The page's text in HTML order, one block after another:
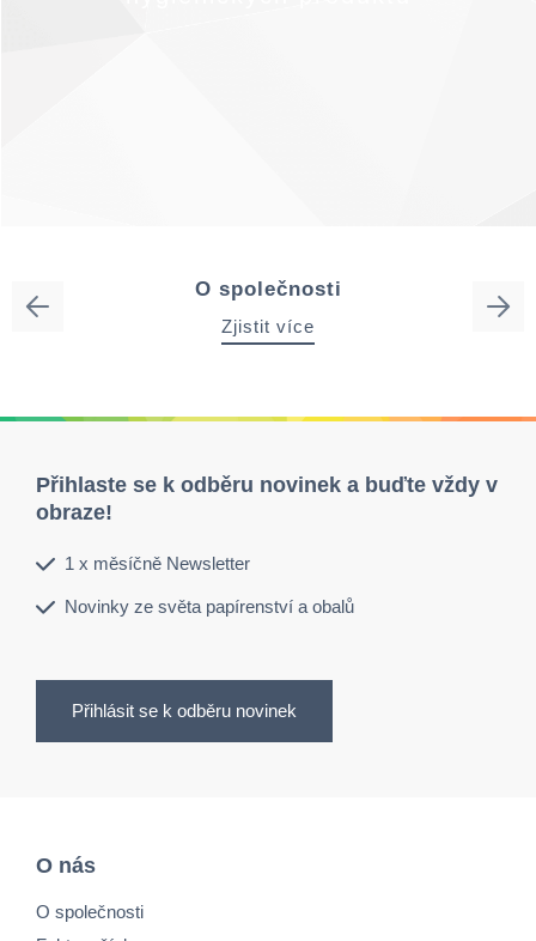
O společnosti
Zjistit více
Přihlaste se k odběru novinek a buďte vždy v
obraze!
1 x měsíčně Newsletter
Novinky ze světa papírenství a obalů
Přihlásit se k odběru novinek
O nás
O společnosti